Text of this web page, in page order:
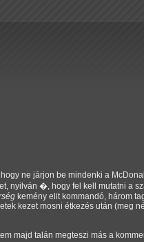
ne járjon be mindenki a
nyilván �, hogy fel kell mutatni a
kemény elit kommandó, három
kezet mosni étkezés után (meg
majd talán megteszi más a